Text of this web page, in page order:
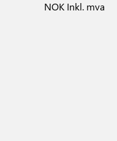
NOK Inkl. mva